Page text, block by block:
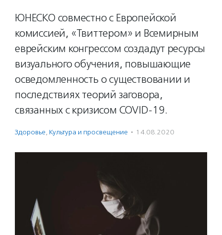
ЮНЕСКО совместно с Европейской
комиссией, «Твиттером» и Всемирным
еврейским конгрессом создадут ресурсы
визуального обучения, повышающие
осведомленность о существовании и
последствиях теорий заговора,
связанных с кризисом COVID-19.
Здоровье, Культура и просвещение · 14.08.2020